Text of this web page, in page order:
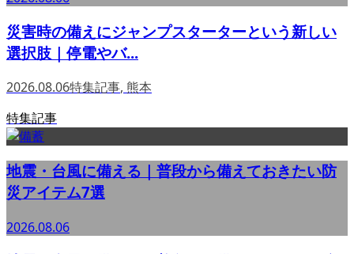
災害時の備えにジャンプスターターという新しい
選択肢｜停電やバ...
2026.08.06特集記事, 熊本
特集記事
地震・台風に備える｜普段から備えておきたい防
災アイテム7選
2026.08.06